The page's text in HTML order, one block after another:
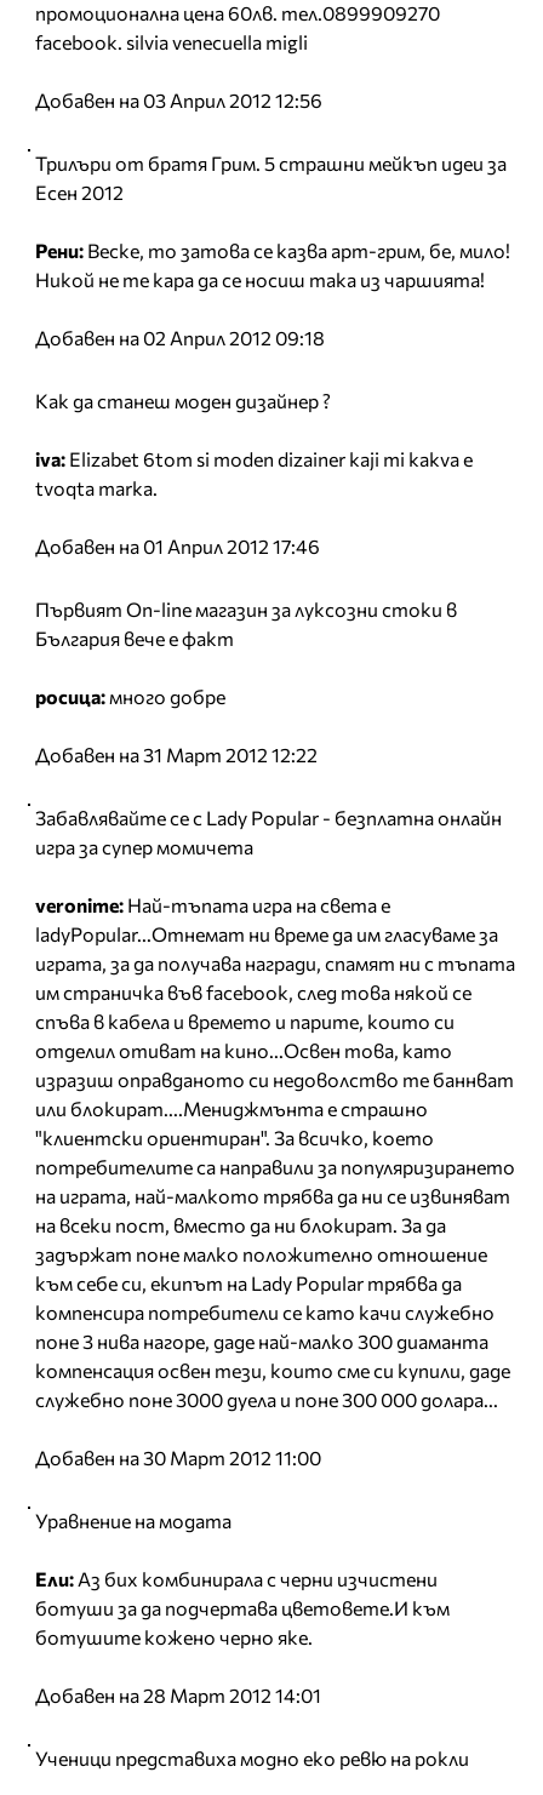
промоционална цена 60лв. тел.0899909270
facebook. silvia venecuella migli
Добавен на 03 Април 2012 12:56
Трилъри от братя Грим. 5 страшни мейкъп идеи за
Есен 2012
Рени: Веске, то затова се казва арт-грим, бе, мило!
Никой не те кара да се носиш така из чаршията!
Добавен на 02 Април 2012 09:18
Как да станеш моден дизайнер ?
iva: Elizabet 6tom si moden dizainer kaji mi kakva e
tvoqta marka.
Добавен на 01 Април 2012 17:46
Първият On-line магазин за луксозни стоки в
България вече е факт
росица:много добре
Добавен на 31 Март 2012 12:22
Забавлявайте се с Lady Popular - безплатна онлайн
игра за супер момичета
veronime: Най-тъпата игра на света е
ladyPopular...Отнемат ни време да им гласуваме за
играта, за да получава награди, спамят ни с тъпата
им страничка във facebook, след това някой се
спъва в кабела и времето и парите, които си
отделил отиват на кино...Освен това, като
изразиш оправданото си недоволство те баннват
или блокират....Мениджмънта е страшно
"клиентски ориентиран". За всичко, което
потребителите са направили за популяризирането
на играта, най-малкото трябва да ни се извиняват
на всеки пост, вместо да ни блокират. За да
задържат поне малко положително отношение
към себе си, екипът на Lady Popular трябва да
компенсира потребители се като качи служебно
поне 3 нива нагоре, даде най-малко 300 диаманта
компенсация освен тези, които сме си купили, даде
служебно поне 3000 дуела и поне 300 000 долара...
Добавен на 30 Март 2012 11:00
Уравнение на модата
Ели: Аз бих комбинирала с черни изчистени
ботуши за да подчертава цветовете.И към
ботушите кожено черно яке.
Добавен на 28 Март 2012 14:01
Ученици представиха модно еко ревю на рокли